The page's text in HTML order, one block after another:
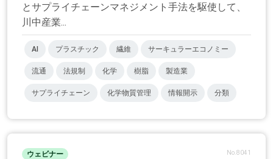
とサプライチェーンマネジメント手法を駆使して、
川中産業...
AI プラスチック 繊維 サーキュラーエコノミー
流通 法規制 化学 樹脂 製造業
サプライチェーン 化学物質管理 情報開示 分類
ウェビナー No.8041